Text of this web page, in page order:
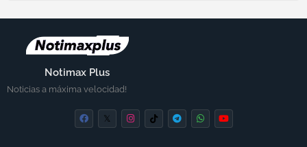
Notimax Plus
Noticias a máxima velocidad!